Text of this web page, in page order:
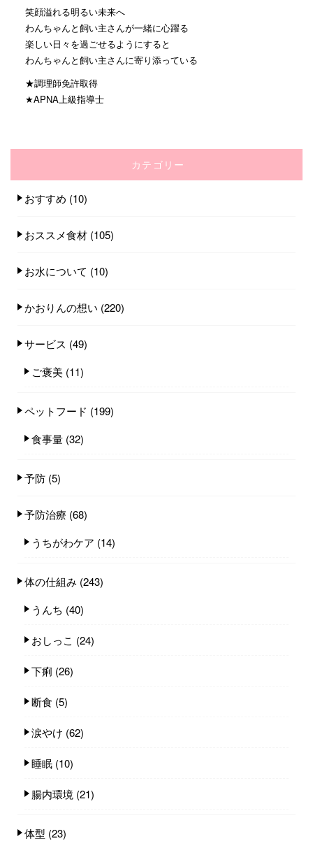
笑顔溢れる明るい未来へ
わんちゃんと飼い主さんが一緒に心躍る
楽しい日々を過ごせるようにすると
わんちゃんと飼い主さんに寄り添っている
★調理師免許取得
★APNA上級指導士
カテゴリー
おすすめ (10)
おススメ食材 (105)
お水について (10)
かおりんの想い (220)
サービス (49)
ご褒美 (11)
ペットフード (199)
食事量 (32)
予防 (5)
予防治療 (68)
うちがわケア (14)
体の仕組み (243)
うんち (40)
おしっこ (24)
下痢 (26)
断食 (5)
涙やけ (62)
睡眠 (10)
腸内環境 (21)
体型 (23)